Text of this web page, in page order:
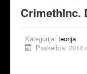
CrimethInc.
Kategorija: teorija
Paskelbta: 2014